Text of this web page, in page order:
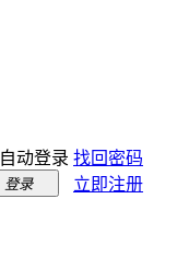
自动登录 找回密码
登录
立即注册